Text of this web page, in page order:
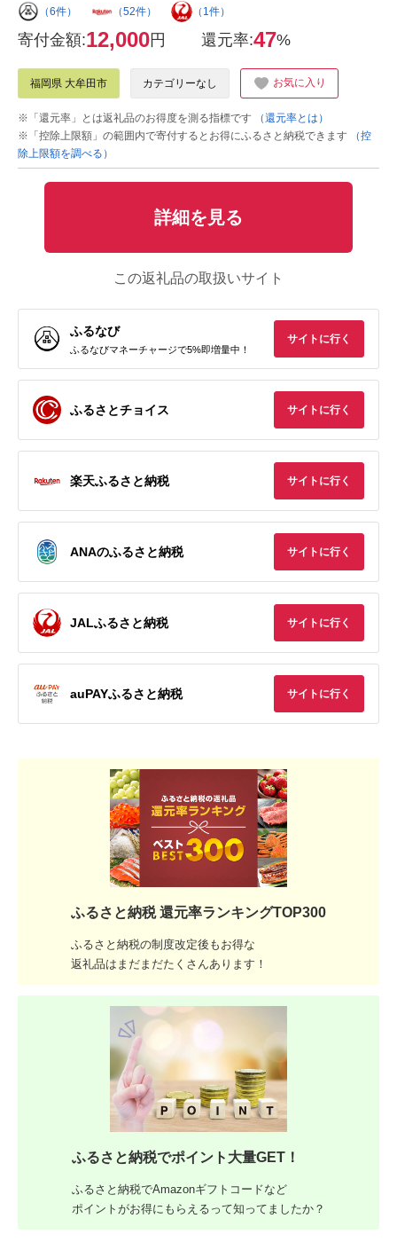
（6件） （52件） （1件）
寄付金額:12,000円 還元率:47%
福岡県 大牟田市 カテゴリーなし お気に入り
※「還元率」とは返礼品のお得度を測る指標です
（還元率とは）
※「控除上限額」の範囲内で寄付するとお得にふるさと納税できます
（控
除上限額を調べる）
詳細を見る
この返礼品の取扱いサイト
ふるなび
ふるなびマネーチャージで5%即増量中！
サイトに行く
ふるさとチョイス サイトに行く
楽天ふるさと納税 サイトに行く
ANAのふるさと納税 サイトに行く
JALふるさと納税 サイトに行く
auPAYふるさと納税 サイトに行く
ふるさと納税 還元率ランキングTOP300
ふるさと納税の制度改定後もお得な
返礼品はまだまだたくさんあります！
ふるさと納税でポイント大量GET！
ふるさと納税でAmazonギフトコードなど
ポイントがお得にもらえるって知ってましたか？